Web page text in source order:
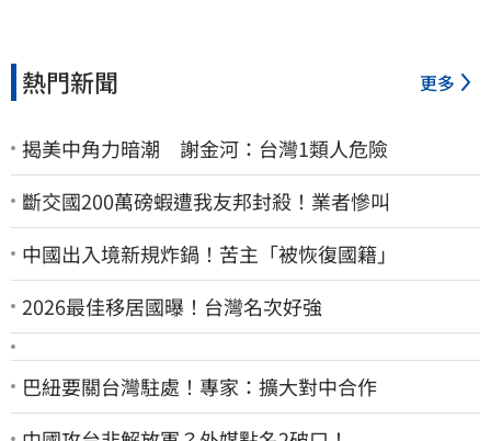
熱門新聞 更多
揭美中角力暗潮 謝金河：台灣1類人危險
斷交國200萬磅蝦遭我友邦封殺！業者慘叫
中國出入境新規炸鍋！苦主「被恢復國籍」
2026最佳移居國曝！台灣名次好強
巴紐要關台灣駐處！專家：擴大對中合作